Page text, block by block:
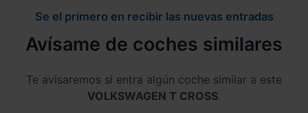
Se el primero en recibir las nuevas entradas
Avísame de coches similares
Te avisaremos si entra algún coche similar a este
VOLKSWAGEN T CROSS.